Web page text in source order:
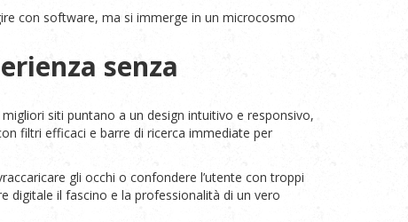
con software, ma si immerge in un microcosmo
senza
siti puntano a un design intuitivo e responsivo,
filtri efficaci e barre di ricerca immediate per
gli occhi o confondere l’utente con troppi
digitale il fascino e la professionalità di un vero